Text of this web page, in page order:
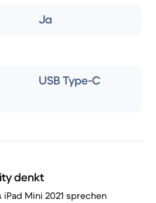
Ja
USB Type-C
denkt
iPad Mini 2021 sprechen